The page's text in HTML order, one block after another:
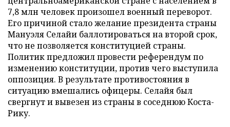
7,8 млн человек произошел военный переворот.
Его причиной стало желание президента страны
Мануэля Селайи баллотироваться на второй срок,
что не позволяется конституцией страны.
Политик предложил провести референдум по
изменению конституции, против чего выступила
оппозиция. В результате противостояния в
ситуацию вмешались офицеры. Селайя был
свергнут и вывезен из страны в соседнюю Коста-
Рику.